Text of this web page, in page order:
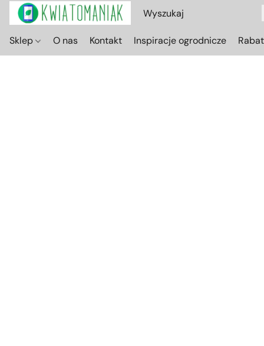
Sklep O nas Kontakt Inspiracje ogrodnicze